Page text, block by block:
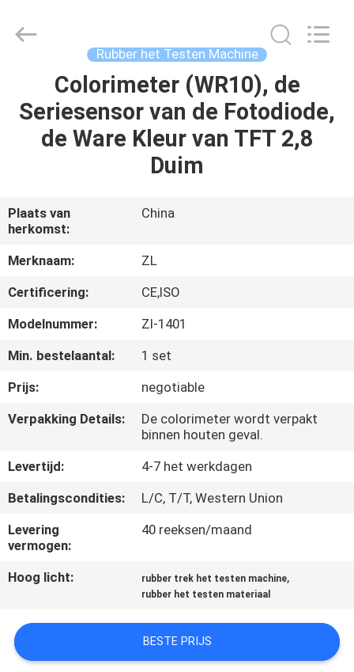
PRODUCTEN
ONGEVEER
ONS
FABRIEKSREIS
KWALITEITSCONTROLE
CONTACTEER
NIEUWS
VERZOEK
OM EEN
VR
Technology
Rubber het Testen Machine
Colorimeter (WR10), de
Seriesensor van de Fotodiode,
de Ware Kleur van TFT 2,8
Duim
Plaats van
herkomst:
China
Merknaam:
ZL
Certificering:
CE,ISO
Modelnummer:
Zl-1401
Min. bestelaantal:
1 set
Prijs:
negotiable
Verpakking Details:
De colorimeter wordt verpakt
binnen houten geval.
Levertijd:
4-7 het werkdagen
Betalingscondities:
L/C, T/T, Western Union
Levering
vermogen:
40 reeksen/maand
Hoog licht: rubber trek het testen machine,
rubber het testen materiaal
BESTE PRIJS